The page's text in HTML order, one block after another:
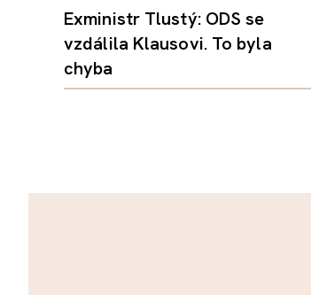
Exministr Tlustý: ODS se
vzdálila Klausovi. To byla
chyba